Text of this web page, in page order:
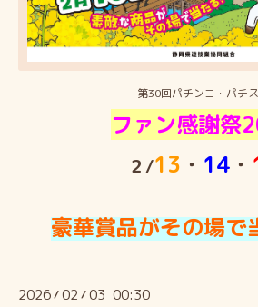
第30回パチンコ・パチ
ファン感謝祭
２/13 ・ 14 ・
豪華賞品がその場で
2026/02 /03 00:30